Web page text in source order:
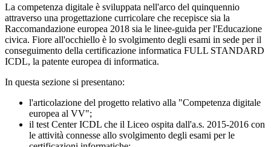
La competenza digitale è sviluppata nell'arco del quinquennio
attraverso una progettazione curricolare che recepisce sia la
Raccomandazione europea 2018 sia le linee-guida per l'Educazione
civica. Fiore all'occhiello è lo svolgimento degli esami in sede per il
conseguimento della certificazione informatica FULL STANDARD
ICDL, la patente europea di informatica.
In questa sezione si presentano:
l'articolazione del progetto relativo alla "Competenza digitale
europea al VV";
il test Center ICDL che il Liceo ospita dall'a.s. 2015-2016 con
le attività connesse allo svolgimento degli esami per le